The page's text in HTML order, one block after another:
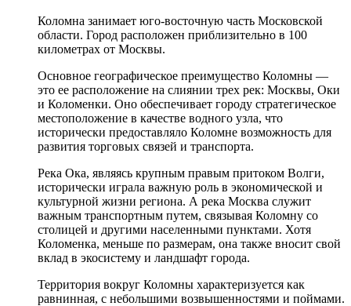
Коломна занимает юго-восточную часть Московской
области. Город расположен приблизительно в 100
километрах от Москвы.
Основное географическое преимущество Коломны —
это ее расположение на слиянии трех рек: Москвы, Оки
и Коломенки. Оно обеспечивает городу стратегическое
местоположение в качестве водного узла, что
исторически предоставляло Коломне возможность для
развития торговых связей и транспорта.
Река Ока, являясь крупным правым притоком Волги,
исторически играла важную роль в экономической и
культурной жизни региона. А река Москва служит
важным транспортным путем, связывая Коломну со
столицей и другими населенными пунктами. Хотя
Коломенка, меньше по размерам, она также вносит свой
вклад в экосистему и ландшафт города.
Территория вокруг Коломны характеризуется как
равнинная, с небольшими возвышенностями и поймами.